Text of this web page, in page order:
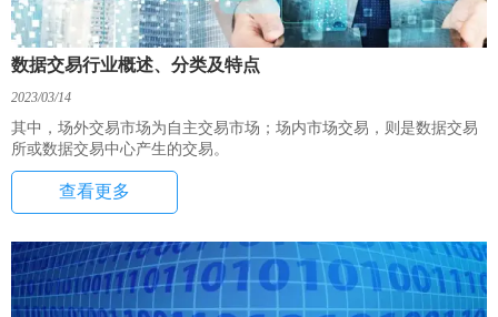
数据交易行业概述、分类及特点
2023/03/14
其中，场外交易市场为自主交易市场；场内市场交易，则是数据交易
所或数据交易中心产生的交易。
查看更多